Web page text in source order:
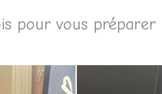
pour vous